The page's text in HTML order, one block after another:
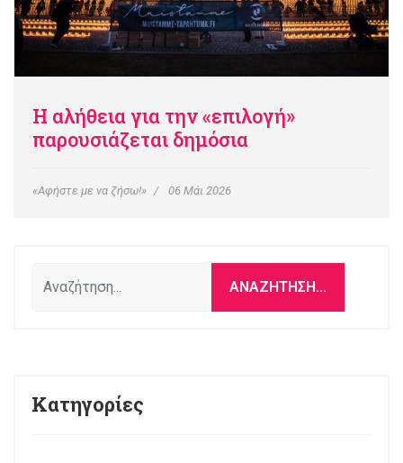
Η αλήθεια για την «επιλογή»
παρουσιάζεται δημόσια
«Αφήστε με να ζήσω!» 06 Μάι 2026
ΑΝΑΖΉΤΗΣΗ...
Κατηγορίες